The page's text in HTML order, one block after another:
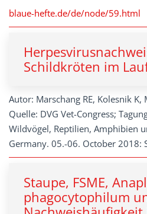
blaue-hefte.de/de/node/59.html
Schildkröten im
Autor: Marschang RE, Kolesnik K,
Quelle: DVG Vet-Congress;
Wildvögel, Reptilien, Amphibien
Germany. 05.-06. October 2018:
Staupe, FSME,
phagocytophilum